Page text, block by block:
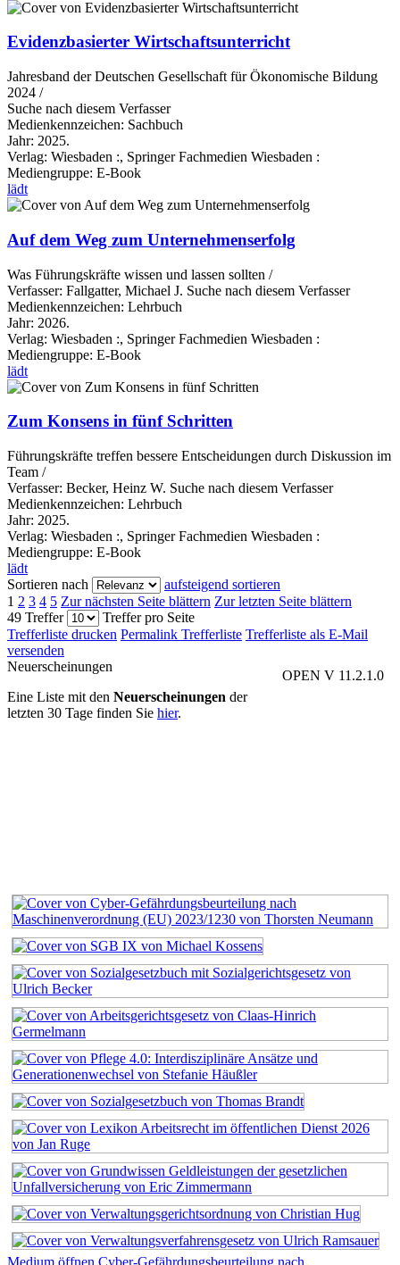
Evidenzbasierter Wirtschaftsunterricht
Jahresband der Deutschen Gesellschaft für Ökonomische Bildung
2024 /
Suche nach diesem Verfasser
Medienkennzeichen: Sachbuch
Jahr: 2025.
Verlag: Wiesbaden :, Springer Fachmedien Wiesbaden :
Mediengruppe: E-Book
lädt
Auf dem Weg zum Unternehmenserfolg
Was Führungskräfte wissen und lassen sollten /
Verfasser: Fallgatter, Michael J. Suche nach diesem Verfasser
Medienkennzeichen: Lehrbuch
Jahr: 2026.
Verlag: Wiesbaden :, Springer Fachmedien Wiesbaden :
Mediengruppe: E-Book
lädt
Zum Konsens in fünf Schritten
Führungskräfte treffen bessere Entscheidungen durch Diskussion im
Team /
Verfasser: Becker, Heinz W. Suche nach diesem Verfasser
Medienkennzeichen: Lehrbuch
Jahr: 2025.
Verlag: Wiesbaden :, Springer Fachmedien Wiesbaden :
Mediengruppe: E-Book
lädt
Sortieren nach
aufsteigend sortieren
1 2 3 4 5 Zur nächsten Seite blättern Zur letzten Seite blättern
49 Treffer
Treffer pro Seite
Trefferliste drucken Permalink Trefferliste Trefferliste als E-Mail
versenden
OPEN V 11.2.1.0
Neuerscheinungen
Eine Liste mit den Neuerscheinungen der
letzten 30 Tage finden Sie hier.